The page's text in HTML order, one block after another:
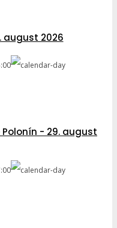
august 2026
- 29. august